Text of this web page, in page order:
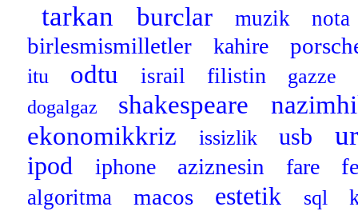
tarkan burclar muzik nota
birlesmismilletler kahire
itu odtu israil filistin gazze
dogalgaz shakespeare
ekonomikkriz
issizlik usb
ipod iphone aziznesin fare
algoritma macos estetik sql